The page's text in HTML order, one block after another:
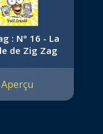
: N° 16 - La
de Zig Zag
Aperçu